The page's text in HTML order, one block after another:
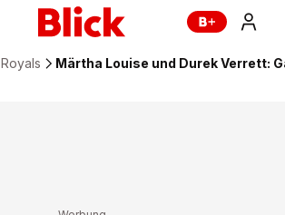
Royals Märtha Louise und Durek Verrett: